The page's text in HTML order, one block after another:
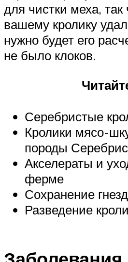
для чистки меха, так
вашему кролику
нужно будет его
не было клоков.
Серебристые
Кролики мясо-
породы
Акселераты и
ферме
Сохранение
Разведение